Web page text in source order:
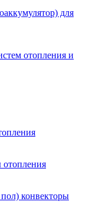
для
отопления и
отопления
конвекторы